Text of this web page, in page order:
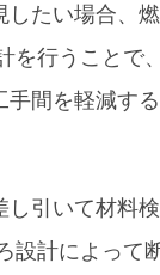
したい場合、
を行うことで
手間を軽減す
し引いて材料
設計によって